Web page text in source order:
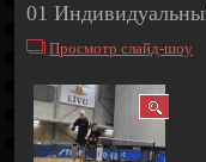
01
Просмотр слайд-шоу